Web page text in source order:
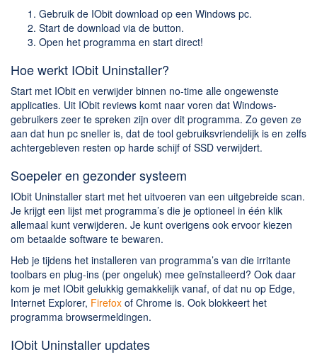
Gebruik de IObit download op een Windows pc.
Start de download via de button.
Open het programma en start direct!
Hoe werkt IObit Uninstaller?
Start met IObit en verwijder binnen no-time alle ongewenste
applicaties. Uit IObit reviews komt naar voren dat Windows-
gebruikers zeer te spreken zijn over dit programma. Zo geven ze
aan dat hun pc sneller is, dat de tool gebruiksvriendelijk is en zelfs
achtergebleven resten op harde schijf of SSD verwijdert.
Soepeler en gezonder systeem
IObit Uninstaller start met het uitvoeren van een uitgebreide scan.
Je krijgt een lijst met programma’s die je optioneel in één klik
allemaal kunt verwijderen. Je kunt overigens ook ervoor kiezen
om betaalde software te bewaren.
Heb je tijdens het installeren van programma’s van die irritante
toolbars en plug-ins (per ongeluk) mee geïnstalleerd? Ook daar
kom je met IObit gelukkig gemakkelijk vanaf, of dat nu op Edge,
Internet Explorer, Firefox of Chrome is. Ook blokkeert het
programma browsermeldingen.
IObit Uninstaller updates